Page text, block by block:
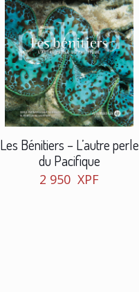
Les Bénitiers – L’autre perle
du Pacifique
2 950 XPF